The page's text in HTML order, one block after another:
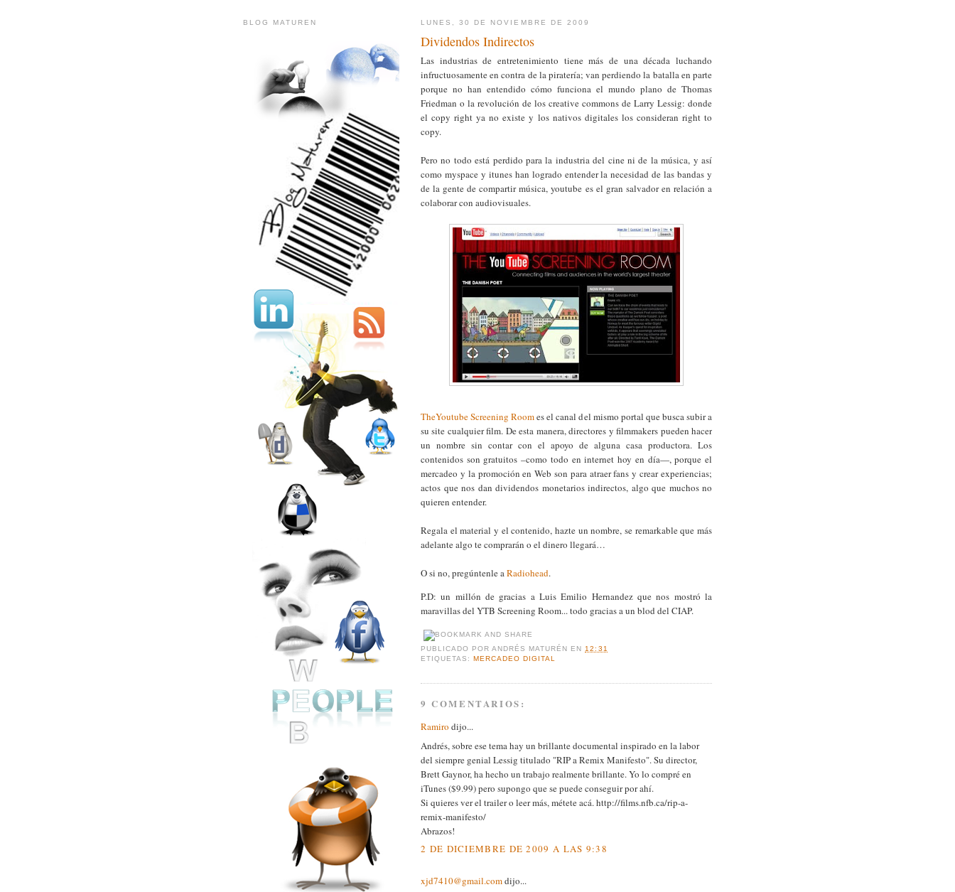
LUNES, 30 DE NOVIEMBRE DE 2009
Dividendos Indirectos
Las industrias de entretenimiento tiene más de una década luchando
infructuosamente en contra de la piratería; van perdiendo la batalla en parte
porque no han entendido cómo funciona el mundo plano de Thomas
Friedman o la revolución de los creative commons de Larry Lessig: donde
el copy right ya no existe y los nativos digitales los consideran right to
copy.
Pero no todo está perdido para la industria del cine ni de la música, y así
como myspace y itunes han logrado entender la necesidad de las bandas y
de la gente de compartir música, youtube es el gran salvador en relación a
colaborar con audiovisuales.
TheYoutube Screening Roomes el canal del mismo portal que busca subir a
su site cualquier film. De esta manera, directores y filmmakers pueden hacer
un nombre sin contar con el apoyo de alguna casa productora. Los
contenidos son gratuitos –como todo en internet hoy en día—, porque el
mercadeo y la promoción en Web son para atraer fans y crear experiencias;
actos que nos dan dividendos monetarios indirectos, algo que muchos no
quieren entender.
Regala el material y el contenido, hazte un nombre, se remarkable que más
adelante algo te comprarán o el dinero llegará…
O si no, pregúntenle aRadiohead.
P.D: un millón de gracias a Luis Emilio Hernandez que nos mostró la
maravillas del YTB Screening Room... todo gracias a un blod del CIAP.
PUBLICADO PORANDRÉS MATURÉN EN 12:31
ETIQUETAS:MERCADEO DIGITAL
9 COMENTARIOS:
Ramiro dijo...
Andrés, sobre ese tema hay un brillante documental inspirado en la labor
del siempre genial Lessig titulado "RIP a Remix Manifesto". Su director,
Brett Gaynor, ha hecho un trabajo realmente brillante. Yo lo compré en
iTunes ($9.99) pero supongo que se puede conseguir por ahí.
Si quieres ver el trailer o leer más, métete acá. http://films.nfb.ca/rip-a-
remix-manifesto/
Abrazos!
2 DE DICIEMBRE DE 2009 A LAS 9:38
xjd7410@gmail.comdijo...
BLOG MATUREN